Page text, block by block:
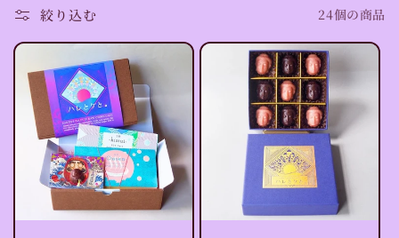
ク
シ
ョ
ン
絞り込む 24個の商品